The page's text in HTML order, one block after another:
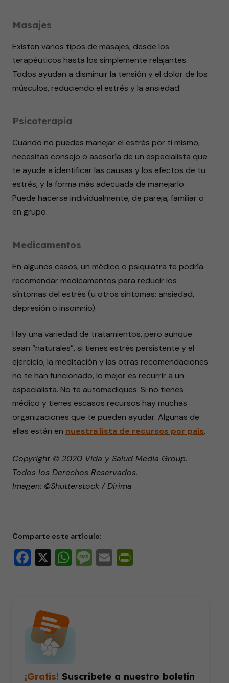
Masajes
Existen varios tipos de masajes, desde los
terapéuticos hasta los simplemente relajantes.
Todos ayudan a disminuir la tensión y el dolor de los
músculos, reduciendo el estrés y la ansiedad.
Psicoterapia
Cuando no puedes manejar el estrés por ti mismo,
necesitas consejo o asesoría de un especialista que
te ayude a identificar las causas y los efectos de tu
estrés, y la forma más adecuada de manejarlo.
Puede hacerse individualmente, de pareja, familiar o
en grupo.
Medicamentos
En algunos casos, un médico o psiquiatra te podría
recomendar medicamentos para reducir los
síntomas del estrés (u otros síntomas: ansiedad,
depresión o insomnio).
Hay una variedad de tratamientos, pero aunque
sean “naturales”, si tienes estrés persistente y el
ejercicio, la meditación y las otras recomendaciones
no te han funcionado, lo mejor es recurrir a un
especialista. No te automediques. Si no tienes
médico y tienes escasos recursos hay muchas
organizaciones que te pueden ayudar. Algunas de
ellas están en nuestra lista de recursos por país.
Copyright © 2020 Vida y Salud Media Group.
Todos los Derechos Reservados.
Imagen: ©Shutterstock / Dirima
Comparte este artículo:
Facebook
X WhatsApp
Message
Email
¡Gratis! Suscríbete a nuestro boletín